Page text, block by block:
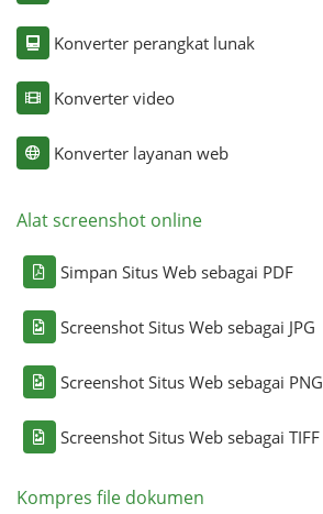
Konverter perangkat lunak
Konverter video
Konverter layanan web
Alat screenshot online
Simpan Situs Web sebagai PDF
Screenshot Situs Web sebagai JPG
Screenshot Situs Web sebagai PNG
Screenshot Situs Web sebagai TIFF
Kompres file dokumen